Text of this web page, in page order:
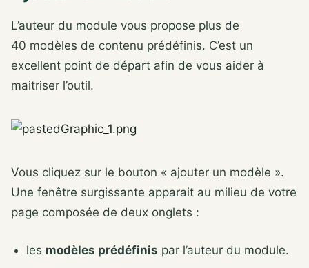
L’auteur du module vous propose plus de
40 modèles de contenu prédéfinis. C’est un
excellent point de départ afin de vous aider à
maitriser l’outil.
Vous cliquez sur le bouton « ajouter un modèle ».
Une fenêtre surgissante apparait au milieu de votre
page composée de deux onglets :
les modèles prédéfinis par l’auteur du module.